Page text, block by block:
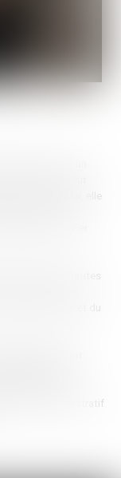
2004. Après un
sein de l’Institut
en Droit Social, elle
du Cabinet
depuis janvier
groupes de toutes
le territoire
de l’industrie et du
du travail,
de droit administratif